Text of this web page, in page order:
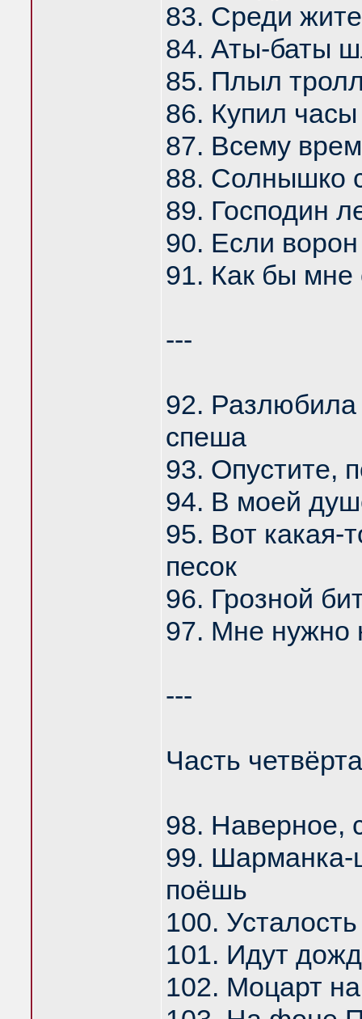
83. Среди
84. Аты-баты
85. Плыл
86. Купил
87. Всему
88. Солнышко
89. Господин
90. Если
91. Как бы мне
---
92.
спеша
93. Опустите,
94. В моей
95. Вот какая-
песок
96. Грозной
97. Мне нужно
---
Часть
98. Наверное,
99. Шарманка-
поёшь
100.
101. Идут
102. Моцарт на